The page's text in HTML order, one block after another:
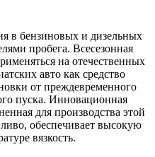
в бензиновых и дизельных
пробега. Всесезонная
на отечественных
авто как средство
от преждевременного
пуска. Инновационная
для производства этой
обеспечивает высокую
вязкость.